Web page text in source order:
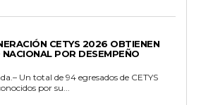
CETYS 2026 OBTIENEN
POR DESEMPEÑO
Un total de 94 egresados de CETYS
por su...